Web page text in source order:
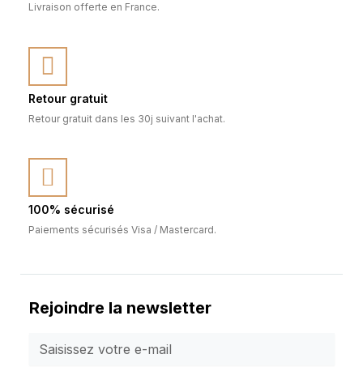
Livraison offerte en France.
Retour gratuit
Retour gratuit dans les 30j suivant l'achat.
100% sécurisé
Paiements sécurisés Visa / Mastercard.
Rejoindre la newsletter